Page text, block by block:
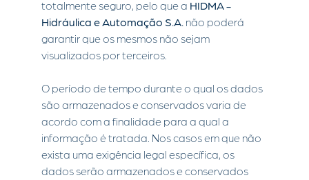
totalmente seguro, pelo que a HIDMA -
Hidráulica e Automação S.A. não poderá
garantir que os mesmos não sejam
visualizados por terceiros.
O período de tempo durante o qual os dados
são armazenados e conservados varia de
acordo com a finalidade para a qual a
informação é tratada. Nos casos em que não
exista uma exigência legal específica, os
dados serão armazenados e conservados